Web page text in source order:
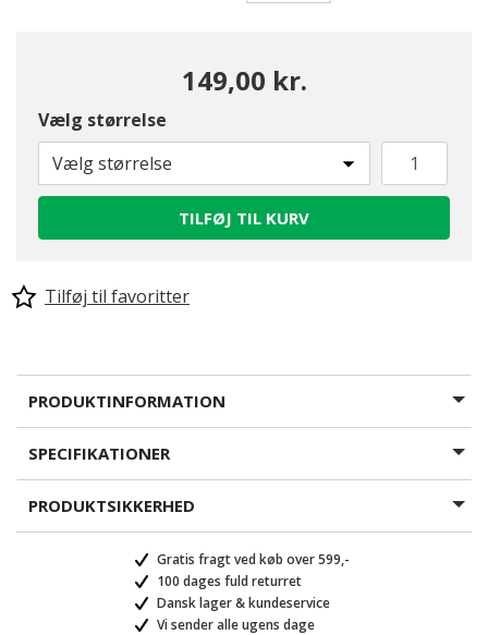
149,00 kr.
Vælg størrelse
Vælg størrelse
TILFØJ TIL KURV
Tilføj til favoritter
PRODUKTINFORMATION
SPECIFIKATIONER
PRODUKTSIKKERHED
Gratis fragt ved køb over 599,-
100 dages fuld returret
Dansk lager & kundeservice
Vi sender alle ugens dage